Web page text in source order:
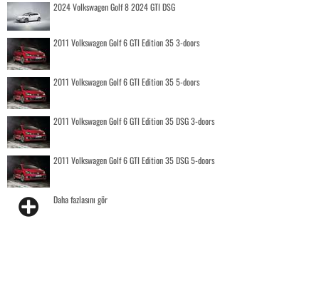
2024 Volkswagen Golf 8 2024 GTI DSG
2011 Volkswagen Golf 6 GTI Edition 35 3-doors
2011 Volkswagen Golf 6 GTI Edition 35 5-doors
2011 Volkswagen Golf 6 GTI Edition 35 DSG 3-doors
2011 Volkswagen Golf 6 GTI Edition 35 DSG 5-doors
Daha fazlasını gör